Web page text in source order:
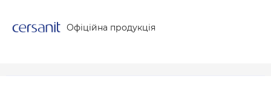
Офіційна продукція